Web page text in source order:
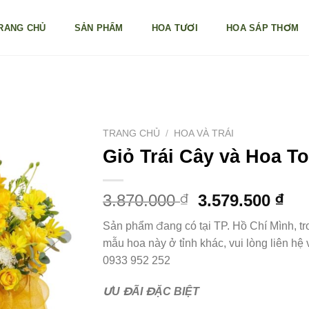
CHỦ SẢN PHẨM HOA TƯƠI HOA SÁP THƠM
TRANG CHỦ / HOA VÀ TRÁI
Giỏ Trái Cây và Hoa
3.870.000₫
Giá
là:
3.870.000 ₫.
3.579.500₫Giá
tại
là:
Sản phẩm đang có tại TP. Hồ Chí Mình,
mẫu hoa này ở tỉnh khác, vui lòng liên
0933 952 252
ƯU ĐÃI ĐẶC BIỆT